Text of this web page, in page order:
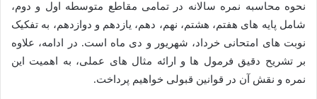
نحوه محاسبه نمره سالانه در تمامی مقاطع متوسطه اول و دوم،
شامل پایه های هفتم، هشتم، نهم، دهم، یازدهم و دوازدهم، به تفکیک
نوبت های امتحانی خرداد، شهریور و دی ماه است. در ادامه، علاوه
بر تشریح دقیق فرمول ها و ارائه مثال های عملی، به اهمیت این
نمره و نقش آن در قوانین قبولی خواهیم پرداخت.